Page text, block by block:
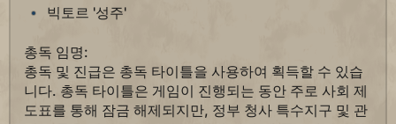
빅토르 '성주'
총독 임명:
총독 및 진급은 총독 타이틀을 사용하여 획득할 수 있습
니다. 총독 타이틀은 게임이 진행되는 동안 주로 사회 제
도표를 통해 잠금 해제되지만, 정부 청사 특수지구 및 관